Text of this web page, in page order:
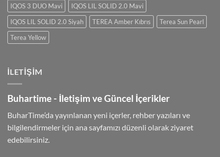
IQOS 3 DUO Mavi
IQOS LIL SOLID 2.0 Mavi
IQOS LIL SOLID 2.0 Siyah
TEREA Amber Kıbrıs
Terea Sun Pearl
Terea Yellow
İLETIŞIM
Buhartime - İletişim ve Güncel İçerikler
BuharTime’da yayınlanan yeni içerler, rehber yazıları ve
bilgilendirmeler için ana sayfamızı düzenli olarak ziyaret
edebilirsiniz.